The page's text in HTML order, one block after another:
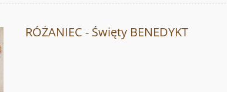
RÓŻANIEC - Święty BENEDYKT